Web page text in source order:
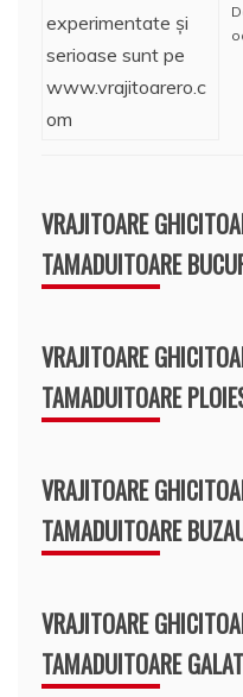
VRAJITOARE
TAMADUITOARE
VRAJITOARE
TAMADUITOARE
VRAJITOARE
TAMADUITOARE
VRAJITOARE
TAMADUITOARE